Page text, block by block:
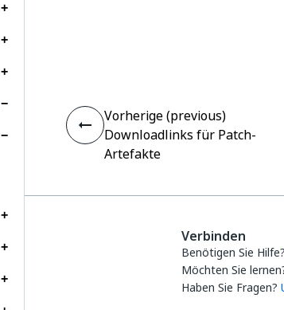
Vorherige (previous)
Downloadlinks für Patch-
Artefakte
Verbinden
Benötigen Sie Hilfe?
Möchten Sie
Haben Sie Fragen?